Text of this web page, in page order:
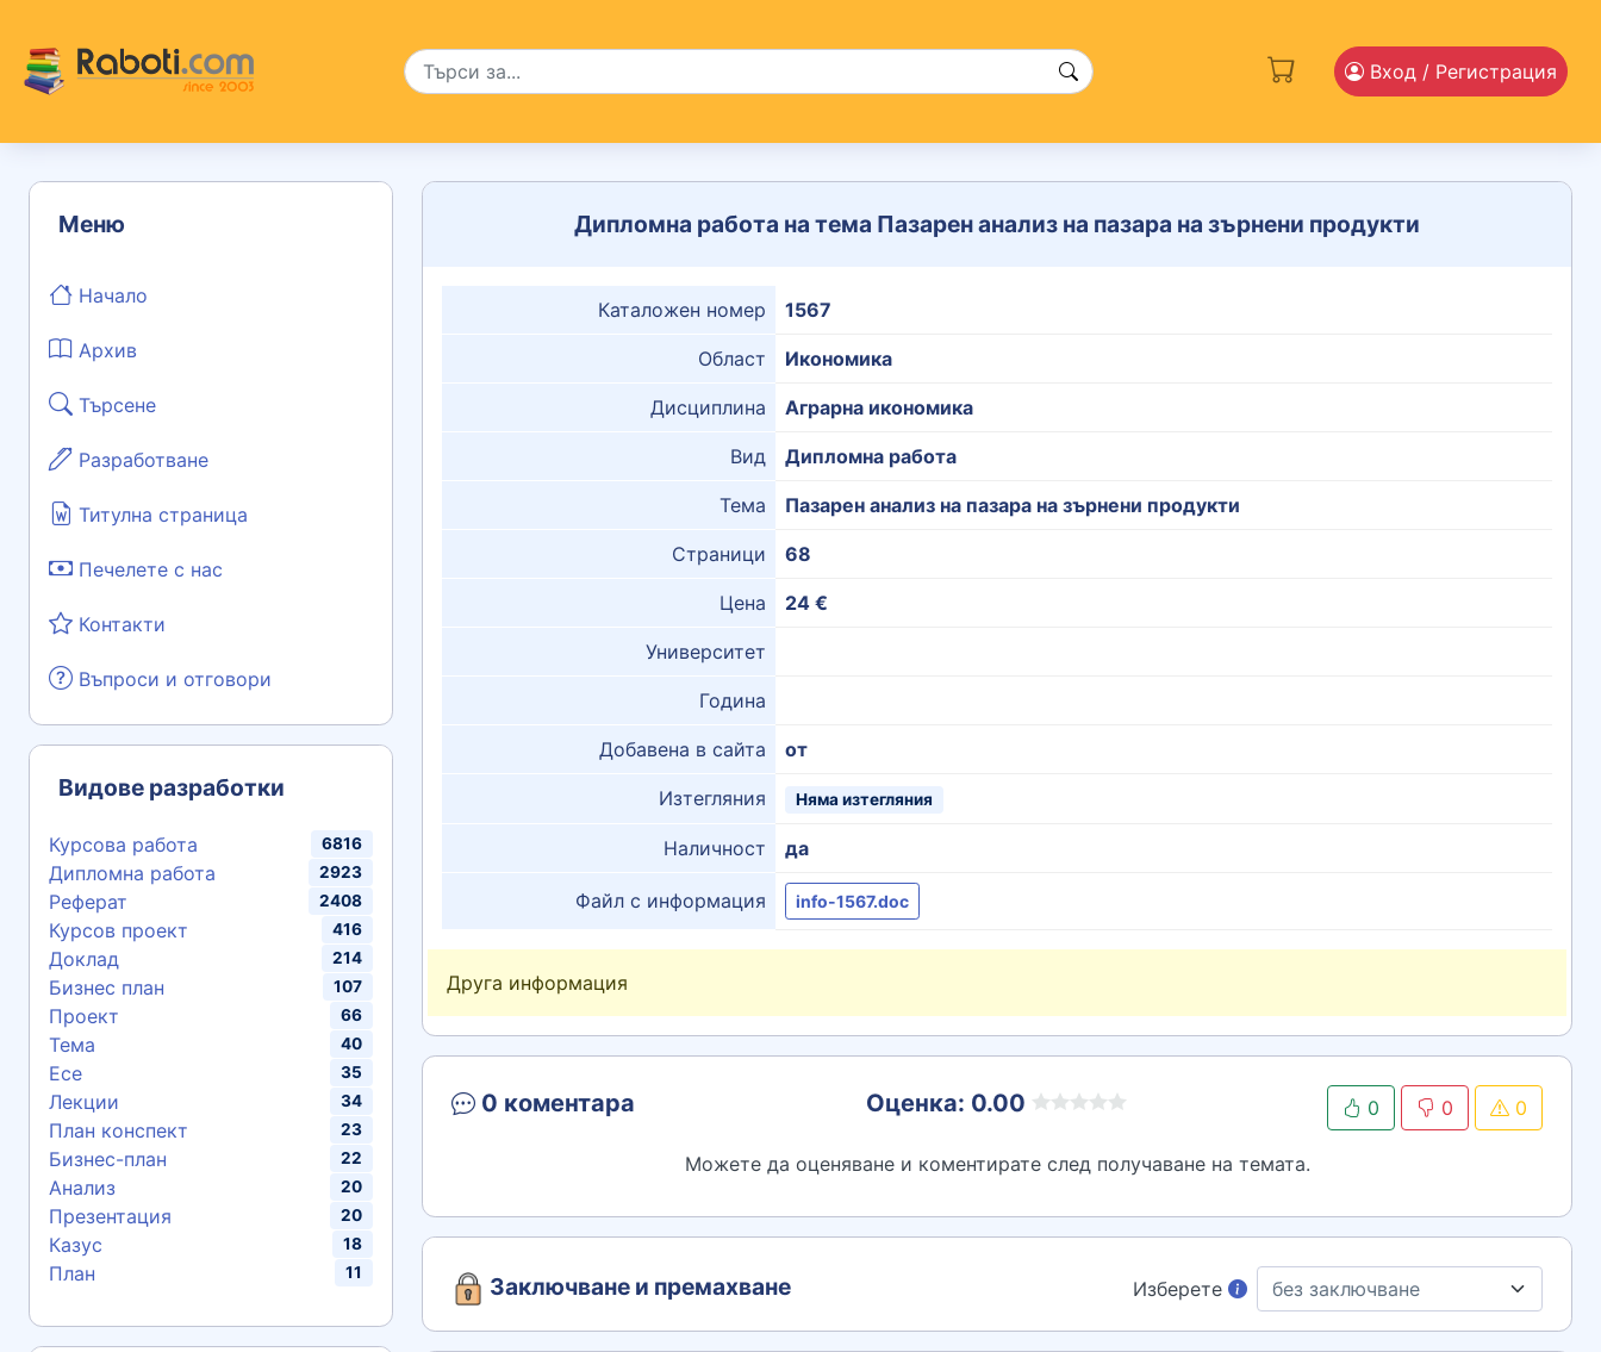
Вход / Регистрация
Меню
Начало
Архив
Търсене
Разработване
Титулна страница
Печелете с нас
Контакти
Въпроси и отговори
Видове разработки
Курсова работа 6816
Дипломна работа 2923
Реферат 2408
Курсов проект 416
Доклад 214
Бизнес план 107
Проект 66
Тема 40
Есе 35
Лекции 34
План конспект 23
Бизнес-план 22
Анализ 20
Презентация 20
Казус 18
План 11
Дипломна работа на тема Пазарен анализ на пазара на зърнени продукти
Каталожен номер 1567
Област Икономика
Дисциплина Аграрна икономика
Вид Дипломна работа
Тема Пазарен анализ на пазара на зърнени продукти
Страници 68
Цена 24 €
Университет
Година
Добавена в сайта от
Изтегляния Няма изтегляния
Наличност да
Файл с информация info-1567.doc
Друга информация
0 коментара Оценка: 0.00 0 0 0
Можете да оценяване и коментирате след получаване на темата.
Заключване и премахване Изберете